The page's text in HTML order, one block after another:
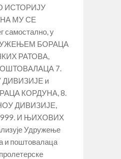
ИСТОРИЈУ
МУ СЕ
самостално, у
БОРАЦА
РАТОВА,
7.
и
КОРДУНА, 8.
ДИВИЗИЈЕ,
И ЊИХОВИХ
Удружење
и поштовалаца